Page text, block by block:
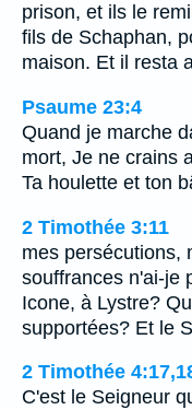
prison, et ils le
fils de Schaphan,
maison. Et il resta
Psaume 23:4
Quand je marche
mort, Je ne crains
Ta houlette et ton
2 Timothée 3:11
mes persécutions,
souffrances n'ai-je
Icone, à Lystre?
supportées? Et le
2 Timothée
C'est le Seigneur